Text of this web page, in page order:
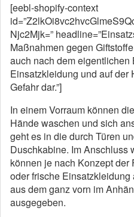
[eebl-shopify-context
Njc2Mjk=”
Maßnahmen gegen
auch nach dem eigentlichen
Einsatzkleidung und auf der
Gefahr dar.”]
In einem Vorraum können
Hände waschen und sich
geht es in die durch Türen
Duschkabine. Im Anschluss
können je nach Konzept
oder frische
aus dem ganz vorn im
ausgegeben.